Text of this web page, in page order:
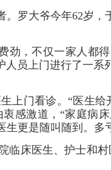
大爷今年62岁，
，不仅一家人都得
员上门进行了一
门看诊。“医生给
感激道，“家庭病
更是随叫随到。多
床医生、护士和村